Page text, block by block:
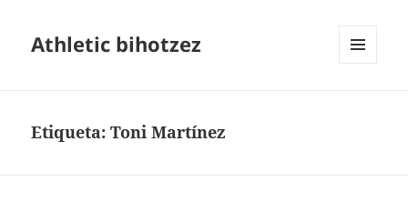
Athletic bihotzez
Etiqueta:Toni Martínez